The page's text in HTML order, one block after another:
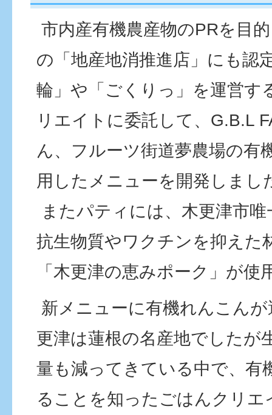
市内産有機農産物のPRを目
の「地産地消推進店」にも認
輪」や「ごくりっ」を運営す
リエイトに委託して、G.B.L
ん、フルーツ街道夢農場の有
用したメニューを開発しまし
またパティには、木更津市
抗生物質やワクチンを抑えた
「木更津の恵みポーク」が使
新メニューに有機れんこん
更津は蓮根の名産地でしたが
量も減ってきている中で、有
ることを知ったごはんクリエ